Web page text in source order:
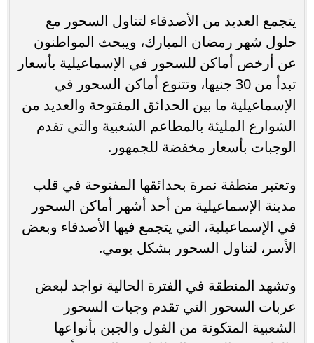
يتجمع العديد من الأصدقاء لتناول السحور مع
حلول شهر رمضان المبارك، ويبحث المواطنون
عن أرخص أماكن للسحور في الإسماعيلية بأسعار
تبدأ من 30 جنيها، وتتنوع أماكن السحور في
الإسماعيلية ما بين الحدائق المفتوحة والعديد من
الشوارع المليئة بالمطاعم الشعبية والتي تقدم
الوجبات بأسعار مخفضة للجمهور.
وتعتبر منطقة نمرة بحدائقها المفتوحة في قلب
مدينة الإسماعيلية من أحد أشهر أماكن السحور
في الإسماعيلية، التي يتجمع فيها الأصدقاء وبعض
الأسر، لتناول السحور بشكل يومي.
وتشهد المنطقة في الفترة الحالية تواجد لبعض
عربات السحور التي تقدم وجبات السحور
الشعبية المتكونة من الفول والجبن بأنواعها